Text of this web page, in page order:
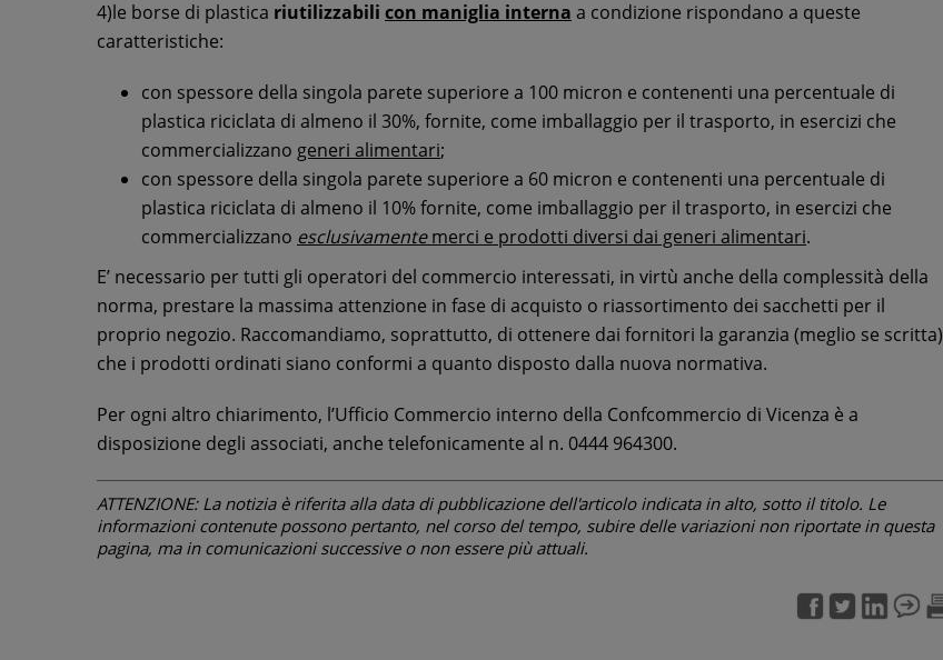
4)le borse di plastica riutilizzabili con maniglia interna a condizione rispondano a queste
caratteristiche:
con spessore della singola parete superiore a 100 micron e contenenti una percentuale di
plastica riciclata di almeno il 30%, fornite, come imballaggio per il trasporto, in esercizi che
commercializzano generi alimentari;
con spessore della singola parete superiore a 60 micron e contenenti una percentuale di
plastica riciclata di almeno il 10% fornite, come imballaggio per il trasporto, in esercizi che
commercializzano esclusivamentemerci e prodotti diversi dai generi alimentari.
E’ necessario per tutti gli operatori del commercio interessati, in virtù anche della complessità della
norma, prestare la massima attenzione in fase di acquisto o riassortimento dei sacchetti per il
proprio negozio. Raccomandiamo, soprattutto, di ottenere dai fornitori la garanzia (meglio se scritta)
che i prodotti ordinati siano conformi a quanto disposto dalla nuova normativa.
Per ogni altro chiarimento, l’Ufficio Commercio interno della Confcommercio di Vicenza è a
disposizione degli associati, anche telefonicamente al n. 0444 964300.
ATTENZIONE: La notizia è riferita alla data di pubblicazione dell'articolo indicata in alto, sotto il titolo. Le
informazioni contenute possono pertanto, nel corso del tempo, subire delle variazioni non riportate in questa
pagina, ma in comunicazioni successive o non essere più attuali.